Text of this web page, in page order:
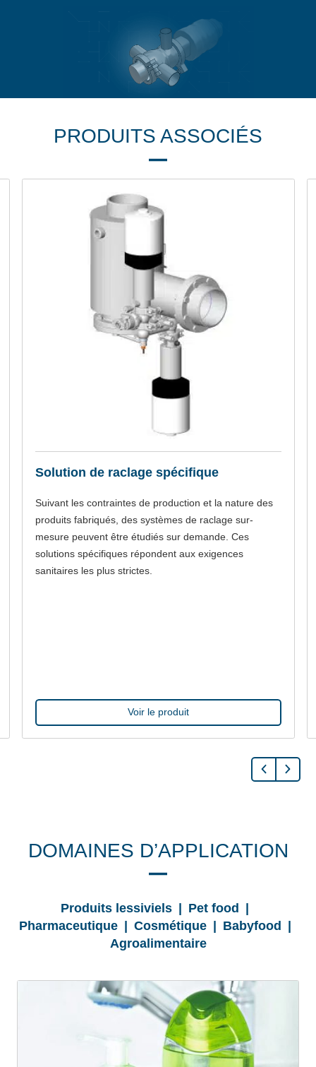
PRODUITS ASSOCIÉS
Solution de raclage spécifique
Suivant les contraintes de production et la nature des
produits fabriqués, des systèmes de raclage sur-
mesure peuvent être étudiés sur demande. Ces
solutions spécifiques répondent aux exigences
sanitaires les plus strictes.
Voir le produit
DOMAINES D’APPLICATION
Produits lessiviels | Pet food |
Pharmaceutique | Cosmétique | Babyfood |
Agroalimentaire